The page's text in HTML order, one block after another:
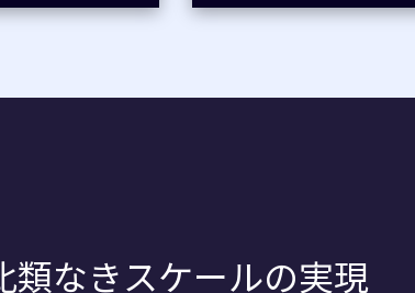
類なきスケールの実現